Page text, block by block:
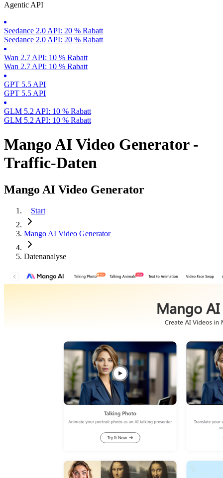
Agentic API
Seedance 2.0 API: 20 % Rabatt
Seedance 2.0 API: 20 % Rabatt
Wan 2.7 API: 10 % Rabatt
Wan 2.7 API: 10 % Rabatt
GPT 5.5 API
GPT 5.5 API
GLM 5.2 API: 10 % Rabatt
GLM 5.2 API: 10 % Rabatt
Mango AI Video Generator -
Traffic-Daten
Mango AI Video Generator
Start
Mango AI Video Generator
Datenanalyse